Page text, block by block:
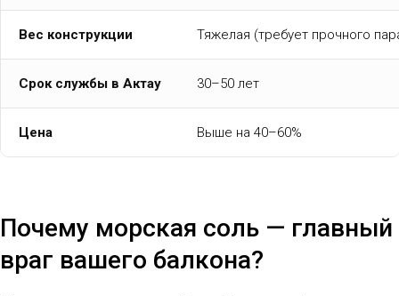
Вес конструкции Тяжелая (требует прочного
Срок службы в Актау 30–50 лет
Цена Выше на 40–60%
Почему морская соль — главный
враг вашего балкона?